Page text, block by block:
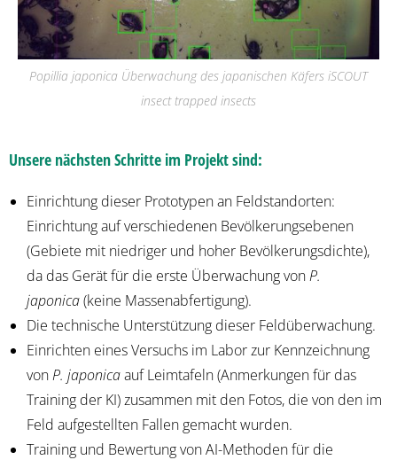
Popillia japonica Überwachung des japanischen Käfers iSCOUT
insect trapped insects
Unsere nächsten Schritte im Projekt sind:
Einrichtung dieser Prototypen an Feldstandorten:
Einrichtung auf verschiedenen Bevölkerungsebenen
(Gebiete mit niedriger und hoher Bevölkerungsdichte),
da das Gerät für die erste Überwachung vonP.
japonica(keine Massenabfertigung).
Die technische Unterstützung dieser Feldüberwachung.
Einrichten eines Versuchs im Labor zur Kennzeichnung
vonP. japonicaauf Leimtafeln (Anmerkungen für das
Training der KI) zusammen mit den Fotos, die von den im
Feld aufgestellten Fallen gemacht wurden.
Training und Bewertung von AI-Methoden für die